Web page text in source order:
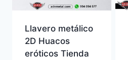
Llavero metálico
2D Huacos
eróticos Tienda